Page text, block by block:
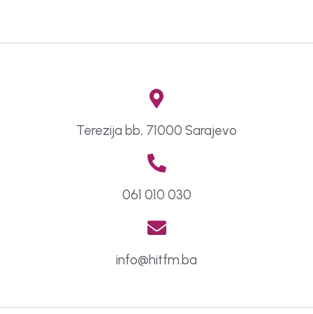
Terezija bb, 71000 Sarajevo
061 010 030
info@hitfm.ba